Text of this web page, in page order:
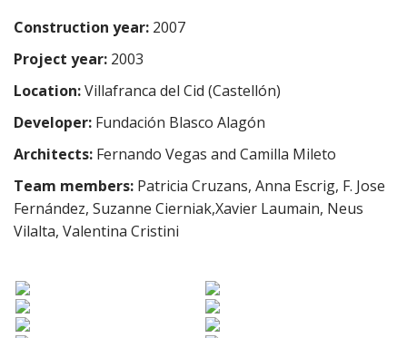
Construction year: 2007
Project year: 2003
Location:Villafranca del Cid (Castellón)
Developer: Fundación Blasco Alagón
Architects: Fernando Vegas and Camilla Mileto
Team members: Patricia Cruzans, Anna Escrig, F. Jose
Fernández, Suzanne Cierniak,Xavier Laumain, Neus
Vilalta, Valentina Cristini